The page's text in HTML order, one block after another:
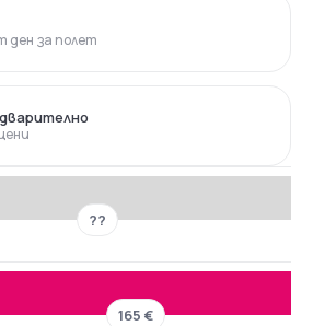
за полет
??
165 €